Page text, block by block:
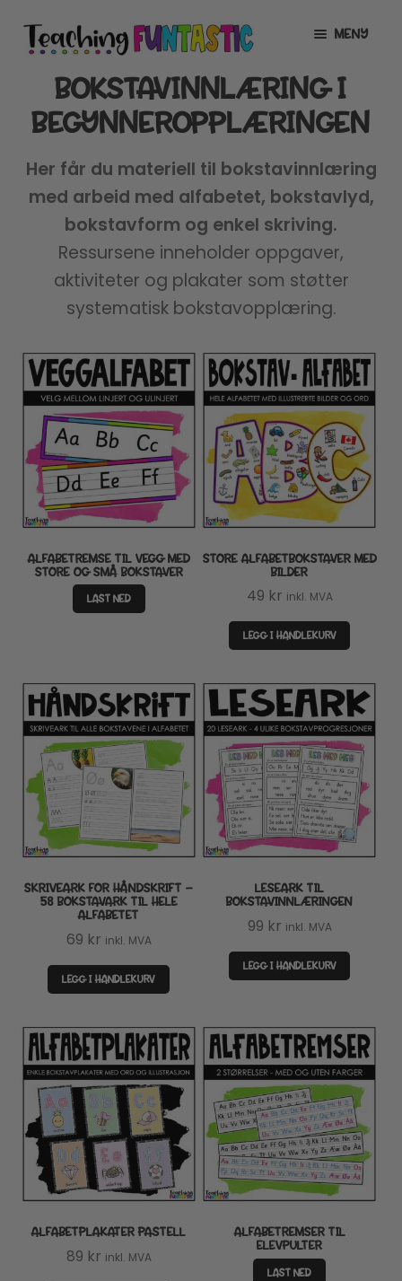
Hopp
til
Hopp
til
MENY
UTVID
UNDERMENY
MIN KONTO
GRATIS
UTVID
UNDERMENY
UTVID
UNDERMENY
LISENSER
UNDERMENY
TIPSHJØRNET
KURS
BOKSTAVINNLÆRING I
BEGYNNEROPPLÆRINGEN
Her får du materiell til bokstavinnlæring
med arbeid med alfabetet, bokstavlyd,
bokstavform og enkel skriving.
Ressursene inneholder oppgaver,
aktiviteter og plakater som støtter
systematisk bokstavopplæring.
ALFABETREMSE TIL VEGG MED
STORE OG SMÅ BOKSTAVER
LAST NED
STORE ALFABETBOKSTAVER MED
BILDER
49 kr inkl. MVA
LEGG I HANDLEKURV
SKRIVEARK FOR HÅNDSKRIFT –
58 BOKSTAVARK TIL HELE
ALFABETET
69 kr inkl. MVA
LEGG I HANDLEKURV
LESEARK TIL
BOKSTAVINNLÆRINGEN
99 kr inkl. MVA
LEGG I HANDLEKURV
ALFABETPLAKATER PASTELL
89 kr inkl. MVA
ALFABETREMSER TIL
ELEVPULTER
LAST NED